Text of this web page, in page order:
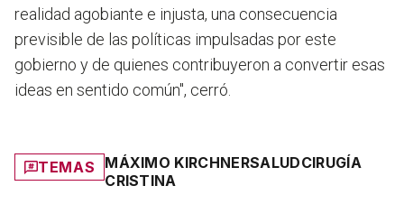
realidad agobiante e injusta, una consecuencia
previsible de las políticas impulsadas por este
gobierno y de quienes contribuyeron a convertir esas
ideas en sentido común", cerró.
TEMAS MÁXIMO KIRCHNERSALUDCIRUGÍA
CRISTINA